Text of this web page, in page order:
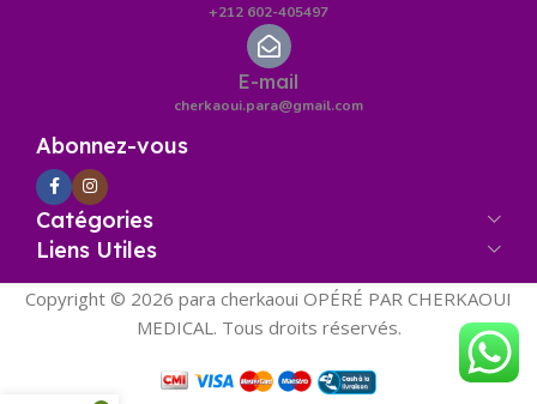
+212 602-405497
E-mail
cherkaoui.para@gmail.com
Abonnez-vous
Catégories
Liens Utiles
Copyright © 2026 para cherkaoui OPÉRÉ PAR CHERKAOUI
MEDICAL. Tous droits réservés.